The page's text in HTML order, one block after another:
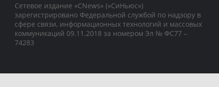
Сетевое издание «CNews» («СиНьюс»)
зарегистрировано Федеральной службой по надзору в
сфере связи, информационных технологий и массовых
коммуникаций 09.11.2018 за номером Эл № ФС77 –
74283